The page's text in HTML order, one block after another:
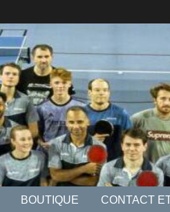
BOUTIQUE CONTACT